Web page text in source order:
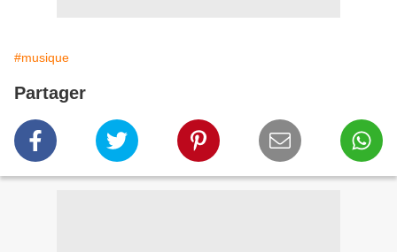
#musique
Partager